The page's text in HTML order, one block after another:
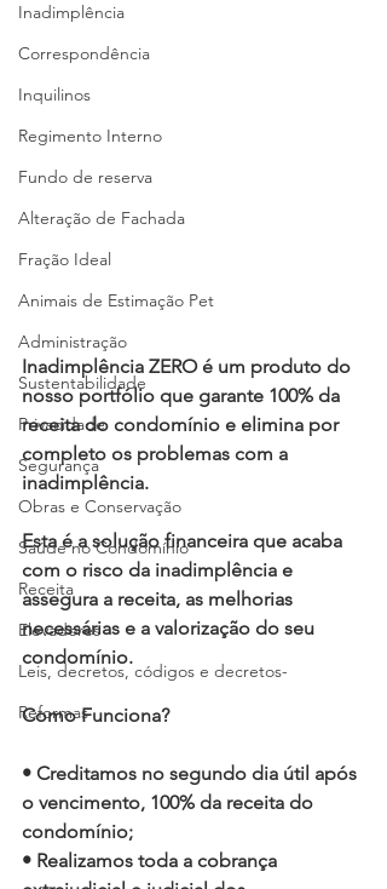
Inadimplência
Correspondência
Inquilinos
Regimento Interno
Fundo de reserva
Alteração de Fachada
Fração Ideal
Animais de Estimação Pet
Administração
Sustentabilidade
Privacidade
Segurança
Obras e Conservação
Saúde no Condomínio
Receita
Elevadores
Leis, decretos, códigos e decretos-
Reformas
Inadimplência ZERO é um produto do
nosso portfólio que garante 100% da
receita do condomínio e elimina por
completo os problemas com a
inadimplência.
Esta é a solução financeira que acaba
com o risco da inadimplência e
assegura a receita, as melhorias
necessárias e a valorização do seu
condomínio.
Como Funciona?
• Creditamos no segundo dia útil após
o vencimento, 100% da receita do
condomínio;
• Realizamos toda a cobrança